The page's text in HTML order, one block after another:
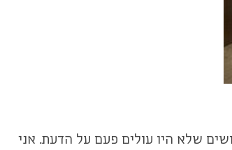
שלא היו עולים פעם על הדעת. אני